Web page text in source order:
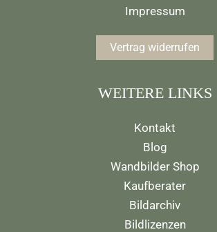
Impressum
Vertrag widerrufen
WEITERE LINKS
Kontakt
Blog
Wandbilder Shop
Kaufberater
Bildarchiv
Bildlizenzen